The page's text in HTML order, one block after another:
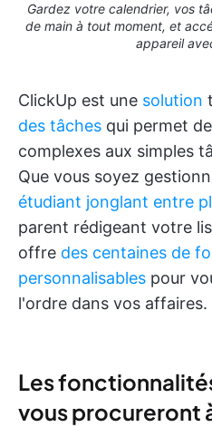
Gardez votre calendrier, vos
de main à tout moment, et
appareil
ClickUp est une solution
des tâches qui permet
complexes aux simples
Que vous soyez
étudiant jonglant entre
parent rédigeant votre
offre des centaines de
personnalisables pour
l'ordre dans vos affaires.
Les
vous procureront